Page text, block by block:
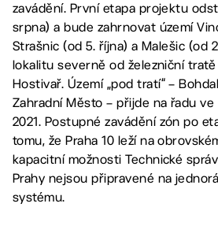
zavádění. První etapa projektu
srpna) a bude zahrnovat území
Strašnic (od 5. října) a Malešic (od
lokalitu severně od železniční tratě
Hostivař. Území „pod tratí“ –
Zahradní Město – přijde na řadu
2021. Postupné zavádění zón po
tomu, že Praha 10 leží na
kapacitní možnosti Technické
Prahy nejsou připravené na
systému.